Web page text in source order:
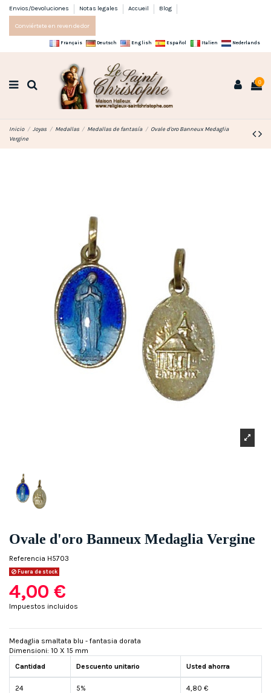
Envios/Devoluciones Notas legales Accueil Blog
Conviértete en revendedor
Français Deutsch English Español Italien Nederlands
0
Inicio Joyas Medallas Medallas de fantasía
Ovale d'oro Banneux Medaglia
Vergine
Ovale d'oro Banneux Medaglia Vergine
Referencia H5703
Fuera de stock
4,00 €
Impuestos incluidos
Medaglia smaltata blu - fantasia dorata
Dimensioni: 10 X 15 mm
Cantidad
Descuento unitario Usted ahorra
24 5% 4,80 €